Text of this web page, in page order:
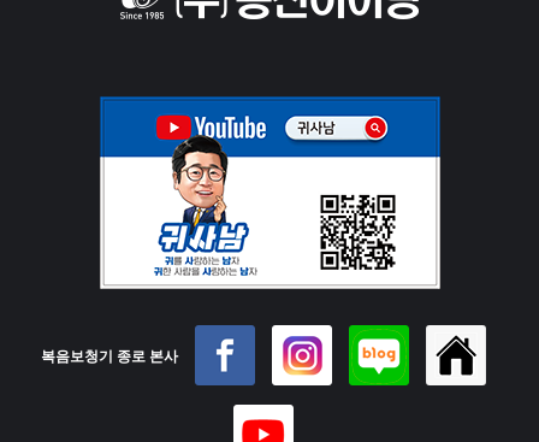
복음보청기 종로 본사